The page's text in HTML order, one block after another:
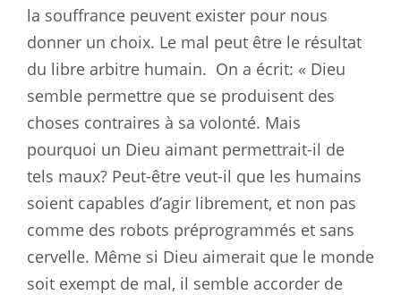
la souffrance peuvent exister pour nous
donner un choix. Le mal peut être le résultat
du libre arbitre humain. On a écrit: « Dieu
semble permettre que se produisent des
choses contraires à sa volonté. Mais
pourquoi un Dieu aimant permettrait-il de
tels maux? Peut-être veut-il que les humains
soient capables d’agir librement, et non pas
comme des robots préprogrammés et sans
cervelle. Même si Dieu aimerait que le monde
soit exempt de mal, il semble accorder de